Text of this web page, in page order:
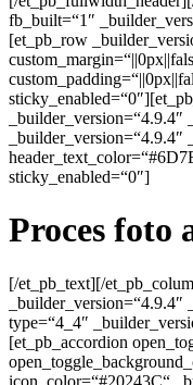
fb_built=“1″
[et_pb_row
_builder_version=“4.9.4″
sticky_enabled=“0″]
Proces foto
[/et_pb_text][/
type=“4_4″
[et_pb_accordion
icon_color=“#20243C“